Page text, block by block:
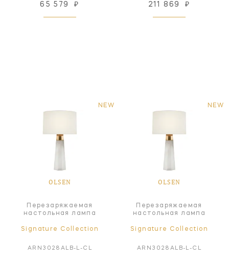
65 579 ₽ 211 869 ₽
NEW
OLSEN
Перезаряжаемая
настольная лампа
Signature Collection
ARN3028ALB-L-CL
NEW
OLSEN
Перезаряжаемая
настольная лампа
Signature Collection
ARN3028ALB-L-CL